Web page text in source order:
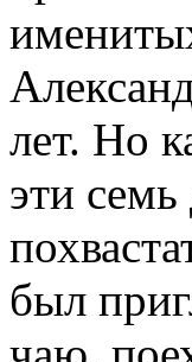
лет. Но
эти
был